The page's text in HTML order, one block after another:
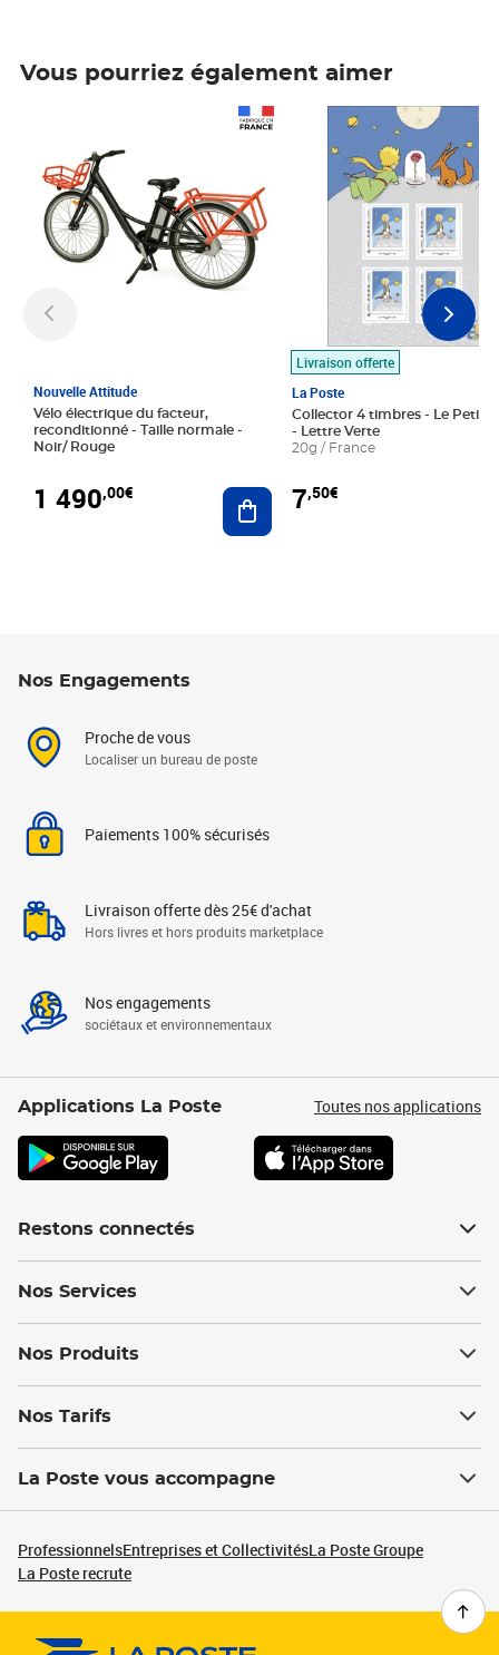
Vous pourriez également aimer
Nouvelle Attitude
Vélo électrique du facteur,
reconditionné - Taille normale -
Noir/ Rouge
1 490,00€ Ajouter au panier
Livraison offerte
La Poste
Collector 4 timbres - Le Petit
- Lettre Verte
20g / France
7,50€
Prix 7,50€
Nos Engagements
Proche de vous
Localiser un bureau de poste
Paiements 100% sécurisés
Livraison offerte dès 25€ d'achat
Hors livres et hors produits marketplace
Nos engagements
sociétaux et environnementaux
Applications La Poste Toutes nos applications
Restons connectés
Nos Services
Nos Produits
Nos Tarifs
La Poste vous accompagne
ProfessionnelsEntreprises et CollectivitésLa Poste Groupe
La Poste recrute